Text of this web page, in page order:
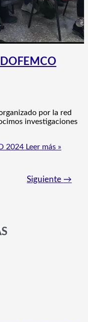
por la red
investigaciones
2024 Leer más »
Siguiente →